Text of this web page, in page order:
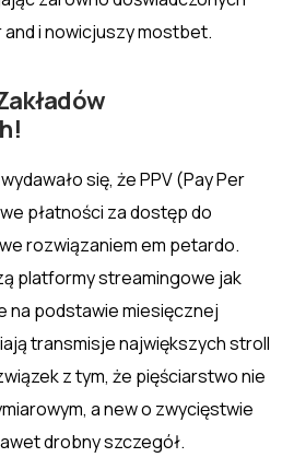
i nowicjuszy mostbet.
się, że PPV (Pay Per
płatności za dostęp do
rozwiązaniem em petardo.
platformy streamingowe jak
na podstawie miesięcznej
transmisje największych stroll
z tym, że pięściarstwo nie
a new o zwycięstwie
drobny szczegół.